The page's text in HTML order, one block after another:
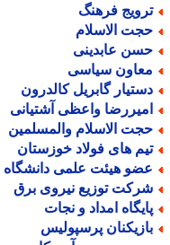
فرهنگ
الاسلام
عابدینی
سیاسی
گابریل کالدرون
واعظی آشتیانی
الاسلام والمسلمین
های فولاد خوزستان
هیئت علمی دانشگاه
توزیع نیروی برق
امداد و نجات
پرسپولیس